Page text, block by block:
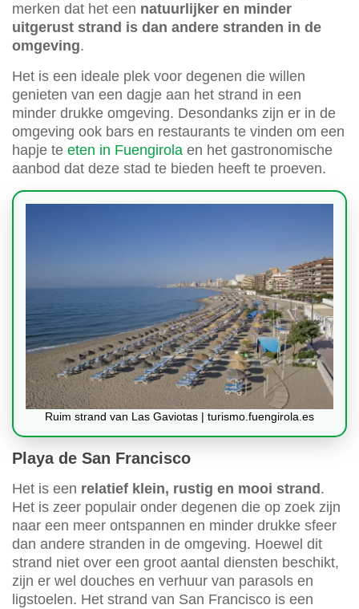
merken dat het een natuurlijker en minder
uitgerust strand is dan andere stranden in de
omgeving.
Het is een ideale plek voor degenen die willen
genieten van een dagje aan het strand in een
minder drukke omgeving. Desondanks zijn er in de
omgeving ook bars en restaurants te vinden om een
hapje te eten in Fuengirola en het gastronomische
aanbod dat deze stad te bieden heeft te proeven.
Ruim strand van Las Gaviotas | turismo.fuengirola.es
Playa de San Francisco
Het is een relatief klein, rustig en mooi strand .
Het is zeer populair onder degenen die op zoek zijn
naar een meer ontspannen en minder drukke sfeer
dan andere stranden in de omgeving. Hoewel dit
strand niet over een groot aantal diensten beschikt,
zijn er wel douches en verhuur van parasols en
ligstoelen. Het strand van San Francisco is een